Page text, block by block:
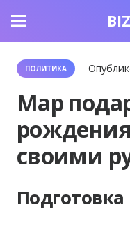
ПОЛИТИКА
Мар
своими